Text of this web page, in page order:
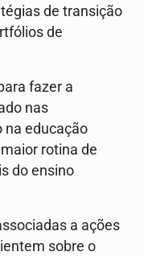
de transição
de
fazer a
nas
na educação
rotina de
do ensino
a ações
sobre o